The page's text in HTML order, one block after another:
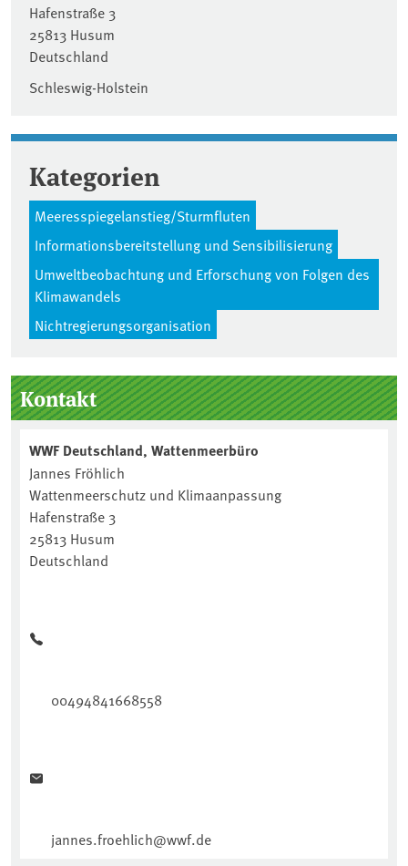
Hafenstraße 3
25813 Husum
Deutschland
Schleswig-Holstein
Kategorien
Meeresspiegelanstieg/Sturmfluten
Informationsbereitstellung und Sensibilisierung
Umweltbeobachtung und Erforschung von Folgen des
Klimawandels
Nichtregierungsorganisation
Seitenleiste
Kontakt
WWF Deutschland, Wattenmeerbüro
Jannes Fröhlich
Wattenmeerschutz und Klimaanpassung
Hafenstraße 3
25813 Husum
Deutschland
00494841668558
jannes.froehlich@wwf.de